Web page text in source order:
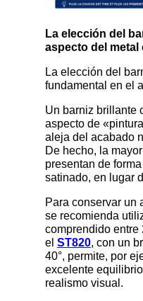
La elección del
aspecto del metal
La elección del
fundamental en el
Un barniz brillante
aspecto de
aleja del acabado
De hecho, la
presentan de
satinado, en lugar
Para conservar un
se recomienda
comprendido entre
el ST820, con un
40°, permite, por
excelente
realismo visual.